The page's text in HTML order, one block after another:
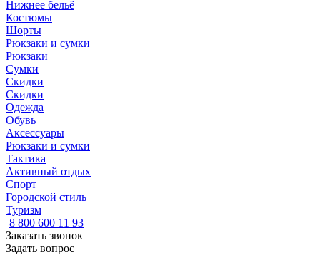
Нижнее бельё
Костюмы
Шорты
Рюкзаки и сумки
Рюкзаки
Сумки
Скидки
Скидки
Одежда
Обувь
Аксессуары
Рюкзаки и сумки
Тактика
Активный отдых
Спорт
Городской стиль
Туризм
8 800 600 11 93
Заказать звонок
Задать вопрос